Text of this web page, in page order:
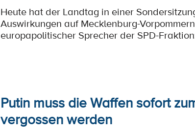
Heute hat der Landtag in einer
Auswirkungen auf Mecklenburg-
europapolitischer Sprecher der SPD-
Putin muss die Waffen sofort
vergossen werden